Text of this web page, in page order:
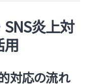
炎上対
対応の流れ